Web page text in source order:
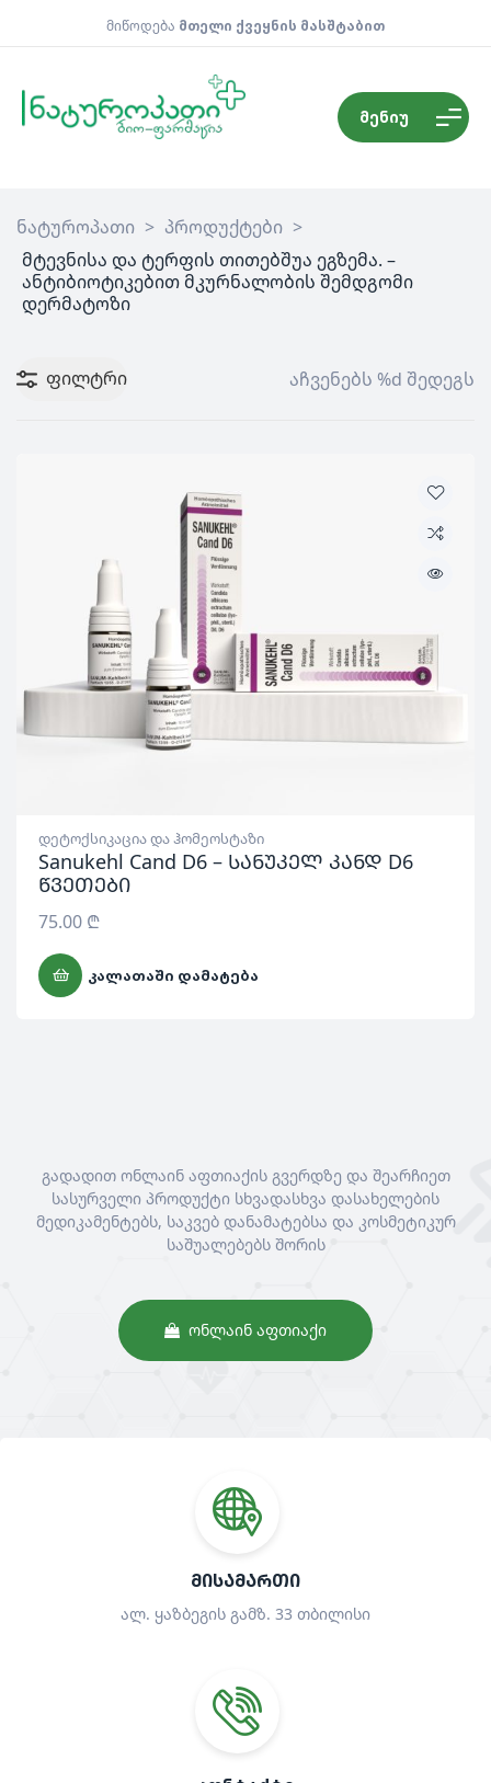
მიწოდება მთელი ქვეყნის მასშტაბით
მენიუ
ნატუროპათი > პროდუქტები >
მტევნისა და ტერფის თითებშუა ეგზემა. –
ანტიბიოტიკებით მკურნალობის შემდგომი
დერმატოზი
ფილტრი აჩვენებს %d შედეგს
დეტოქსიკაცია და ჰომეოსტაზი
Sanukehl Cand D6 – სანუკელ კანდ D6
წვეთები
75.00 ₾
ᲙᲐᲚᲐᲗᲐᲨᲘ ᲓᲐᲛᲐᲢᲔᲑᲐ
გადადით ონლაინ აფთიაქის გვერდზე და შეარჩიეთ
სასურველი პროდუქტი სხვადასხვა დასახელების
მედიკამენტებს, საკვებ დანამატებსა და კოსმეტიკურ
საშუალებებს შორის
ᲝᲜᲚᲐᲘᲜ ᲐᲤᲗᲘᲐᲥᲘ
ᲛᲘᲡᲐᲛᲐᲠᲗᲘ
ალ. ყაზბეგის გამზ. 33 თბილისი